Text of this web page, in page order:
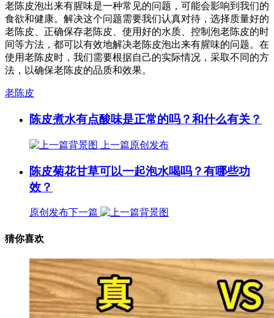
老陈皮泡出来有腥味是一种常见的问题，可能会影响到我们的
食欲和健康。解决这个问题需要我们认真对待，选择质量好的
老陈皮、正确保存老陈皮、使用好的水质、控制泡老陈皮的时
间等方法，都可以有效地解决老陈皮泡出来有腥味的问题。在
使用老陈皮时，我们需要根据自己的实际情况，采取不同的方
法，以确保老陈皮的品质和效果。
老陈皮
陈皮煮水有点酸味是正常的吗？和什么有关？
上一篇原创发布
陈皮菊花甘草可以一起泡水喝吗？有哪些功
效？
原创发布下一篇
猜你喜欢